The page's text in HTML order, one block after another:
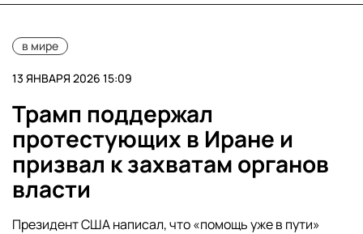
в мире
13 ЯНВАРЯ 2026 15:09
Трамп поддержал
протестующих в Иране и
призвал к захватам органов
власти
Президент США написал, что «помощь уже в пути»